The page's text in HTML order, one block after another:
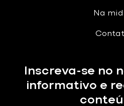
Na
Inscreva-se no
informativo e